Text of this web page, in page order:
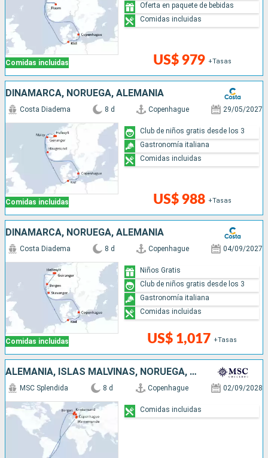
Comidas incluidas US$ 979 +Tasas
Oferta en paquete de bebidas
Comidas incluidas
DINAMARCA, NORUEGA, ALEMANIA
Comidas incluidas
Costa Diadema 8 d Copenhague 29/05/2027
US$ 988 +Tasas
Club de niños gratis desde los 3
Gastronomía italiana
Comidas incluidas
DINAMARCA, NORUEGA, ALEMANIA
Comidas incluidas
Costa Diadema 8 d Copenhague 04/09/2027
US$ 1,017 +Tasas
Niños Gratis
Club de niños gratis desde los 3
Gastronomía italiana
Comidas incluidas
ALEMANIA, ISLAS MALVINAS, NORUEGA, DINAMARCA
MSC Splendida 8 d Copenhague 02/09/2028
Comidas incluidas